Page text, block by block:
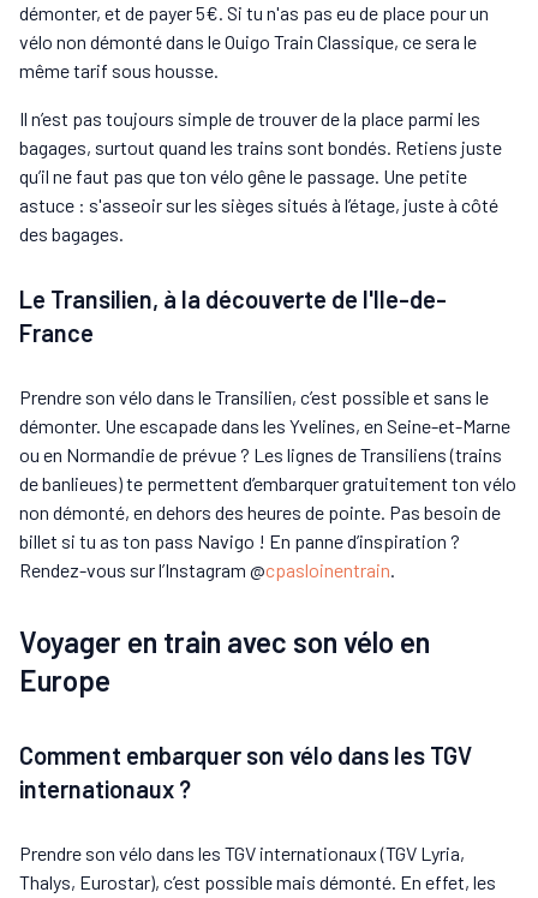
démonter, et de payer 5€. Si tu n'as pas eu de place pour un
vélo non démonté dans le Ouigo Train Classique, ce sera le
même tarif sous housse.
Il n’est pas toujours simple de trouver de la place parmi les
bagages, surtout quand les trains sont bondés. Retiens juste
qu’il ne faut pas que ton vélo gêne le passage. Une petite
astuce : s'asseoir sur les sièges situés à l’étage, juste à côté
des bagages.
Le Transilien, à la découverte de l'Ile-de-
France
Prendre son vélo dans le Transilien, c’est possible et sans le
démonter. Une escapade dans les Yvelines, en Seine-et-Marne
ou en Normandie de prévue ? Les lignes de Transiliens (trains
de banlieues) te permettent d’embarquer gratuitement ton vélo
non démonté, en dehors des heures de pointe. Pas besoin de
billet si tu as ton pass Navigo ! En panne d’inspiration ?
Rendez-vous sur l’Instagram @cpasloinentrain.
Voyager en train avec son vélo en
Europe
Comment embarquer son vélo dans les TGV
internationaux ?
Prendre son vélo dans les TGV internationaux (TGV Lyria,
Thalys, Eurostar), c’est possible mais démonté. En effet, les